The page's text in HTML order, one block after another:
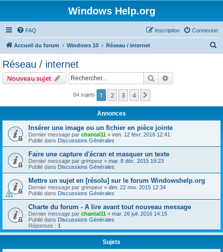
Windows Help.org
FAQ Connexion
Inscription
Accueil du forum Windows 10 Réseau / internet
Réseau / internet
Nouveau sujet Rechercher
84 sujets 1 2 3 4
Annonces
Insérer une image ou un fichier en pièce jointe
Dernier message par chantal11 « ven. 12 févr. 2016 12:41
Publié dans Discussions Générales
Faire une capture d'écran et masquer un texte
Dernier message par grimpeur « mar. 8 déc. 2015 19:23
Publié dans Discussions Générales
Mettre un sujet en [résolu] sur le forum Windowshelp.org
Dernier message par grimpeur « dim. 22 nov. 2015 12:34
Publié dans Discussions Générales
Charte du forum - A lire avant tout nouveau message
Dernier message par chantal11 « mar. 26 juil. 2016 14:15
Publié dans Discussions Générales
Réponses : 1
Sujets